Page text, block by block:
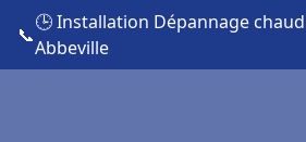
📞
🕒 Installation Dépannage
Abbeville